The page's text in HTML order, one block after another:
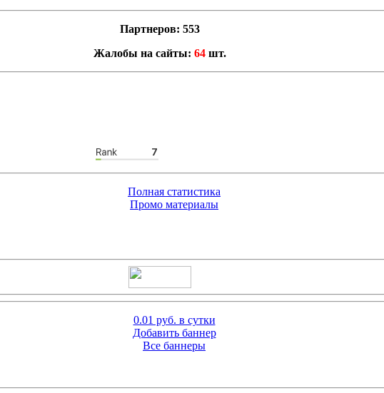
Партнеров: 553
Жалобы на сайты: 64 шт.
Полная статистика
Промо материалы
0.01 руб. в сутки
Добавить баннер
Все баннеры